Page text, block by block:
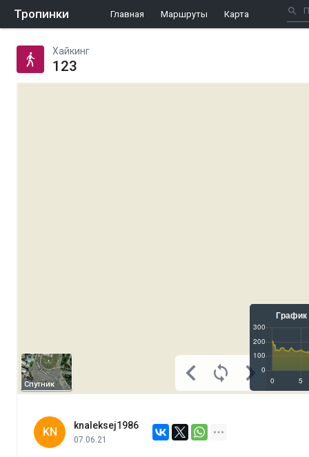
Тропинки Главная Маршруты Карта
Хайкинг
123
Спутник
KN
knaleksej1986
07.06.21